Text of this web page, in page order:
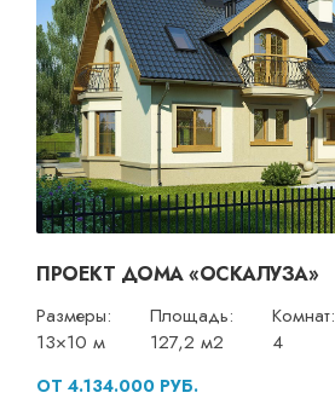
ПРОЕКТ ДОМА «ОСКАЛУЗА»
Размеры:
13×10 м
Площадь:
127,2 м2
Комнат:
4
ОТ 4.134.000 РУБ.